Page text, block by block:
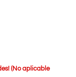
(No aplicable